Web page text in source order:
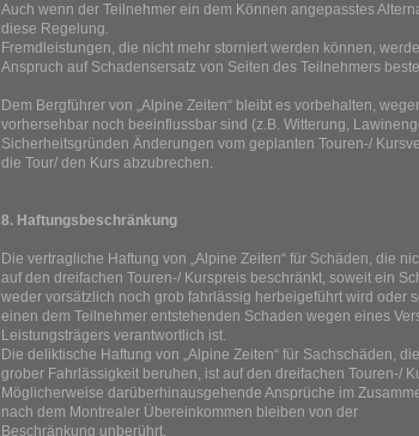
Auch wenn der Teilnehmer ein dem Können angepasstes
diese Regelung.
Fremdleistungen, die nicht mehr storniert werden können,
Anspruch auf Schadensersatz von Seiten des Teilnehmers
Dem Bergführer von „Alpine Zeiten“ bleibt es vorbehalten,
vorhersehbar noch beeinflussbar sind (z.B. Witterung,
Sicherheitsgründen Änderungen vom geplanten Touren-/
die Tour/ den Kurs abzubrechen.
8. Haftungsbeschränkung
Die vertragliche Haftung von „Alpine Zeiten“ für Schäden, die
auf den dreifachen Touren-/ Kurspreis beschränkt, soweit ein
weder vorsätzlich noch grob fahrlässig herbeigeführt wird oder
einen dem Teilnehmer entstehenden Schaden wegen eines
Leistungsträgers verantwortlich ist.
Die deliktische Haftung von „Alpine Zeiten“ für Sachschäden,
grober Fahrlässigkeit beruhen, ist auf den dreifachen Touren-/
Möglicherweise darüberhinausgehende Ansprüche im
nach dem Montrealer Übereinkommen bleiben von der
Beschränkung unberührt.